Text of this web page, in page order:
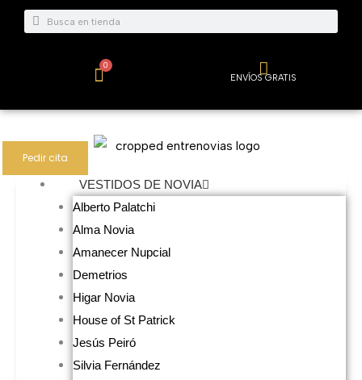
Buscar
Buscar
0
Carrito ENVÍOS GRATIS
VESTIDOS DE NOVIA
Alberto Palatchi
Alma Novia
Amanecer Nupcial
Demetrios
Higar Novia
House of St Patrick
Jesús Peiró
Silvia Fernández
Pedir cita